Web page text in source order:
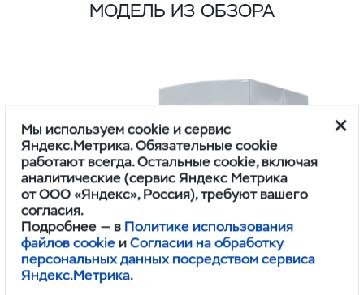
МОДЕЛЬ ИЗ ОБЗОРА
Мы используем cookie и сервис
Яндекс.Метрика. Обязательные cookie
работают всегда. Остальные cookie, включая
аналитические (сервис Яндекс Метрика
от ООО «Яндекс», Россия), требуют вашего
согласия.
Подробнее — в Политике использования
файлов cookie иСогласии на обработку
персональных данных посредством сервиса
Яндекс.Метрика.